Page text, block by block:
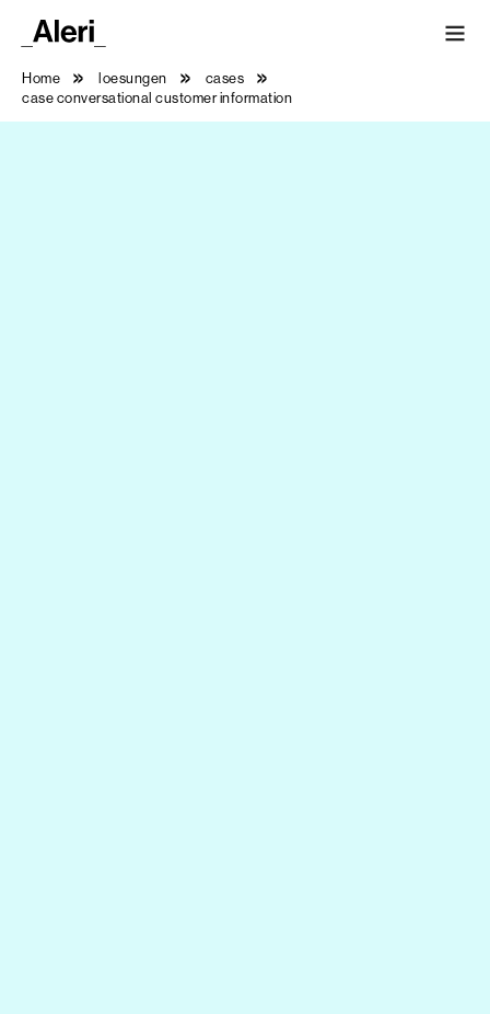
Home loesungen
cases
case conversational customer information